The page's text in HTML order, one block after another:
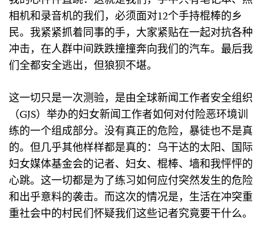
相机和录音机的我们，必须面对12个手持棍棒的乡
民。我紧紧抓着同事的手，大家紧贴在一起对抗各种
冲击，在人群中间跌跌撞撞奔向我们的汽车。最后我
们全都安全逃出，但狼狈不堪。
这一切只是一次测验，是由全球新闻工作者安全组织
（GJS）举办的妇女新闻工作者如何对付险恶环境训
练的一个组成部分。没有真正的危险，暴徒也不是真
的。但几乎其他样样都是真的：乌干达的太阳、国际
妇女媒体基金会的记者、妇女、棍棒、墙和我怦怦的
心跳。这一切都是为了练习如何应付突然发生的危险
和出乎意料的袭击。而这次的情况是，生活在冲突重
重社会中的村民们怀疑我们这些记者究竟要干什么。